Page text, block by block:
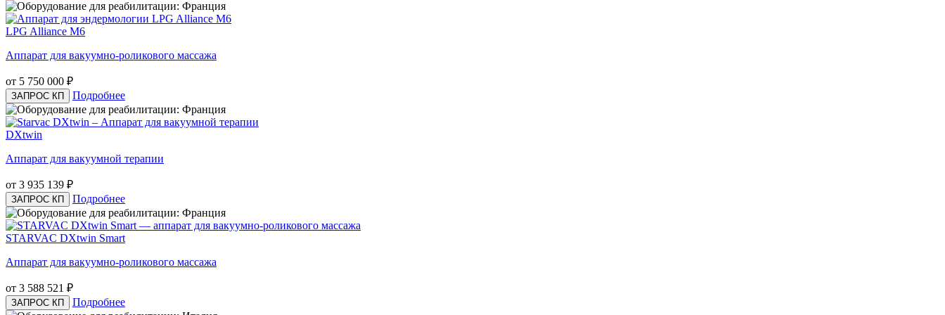
LPG Alliance M6
Аппарат для вакуумно-роликового массажа
от 5 750 000 ₽
ЗАПРОС КП Подробнее
DXtwin
Аппарат для вакуумной терапии
от 3 935 139 ₽
ЗАПРОС КП Подробнее
STARVAC DXtwin Smart
Аппарат для вакуумно-роликового массажа
от 3 588 521 ₽
ЗАПРОС КП Подробнее